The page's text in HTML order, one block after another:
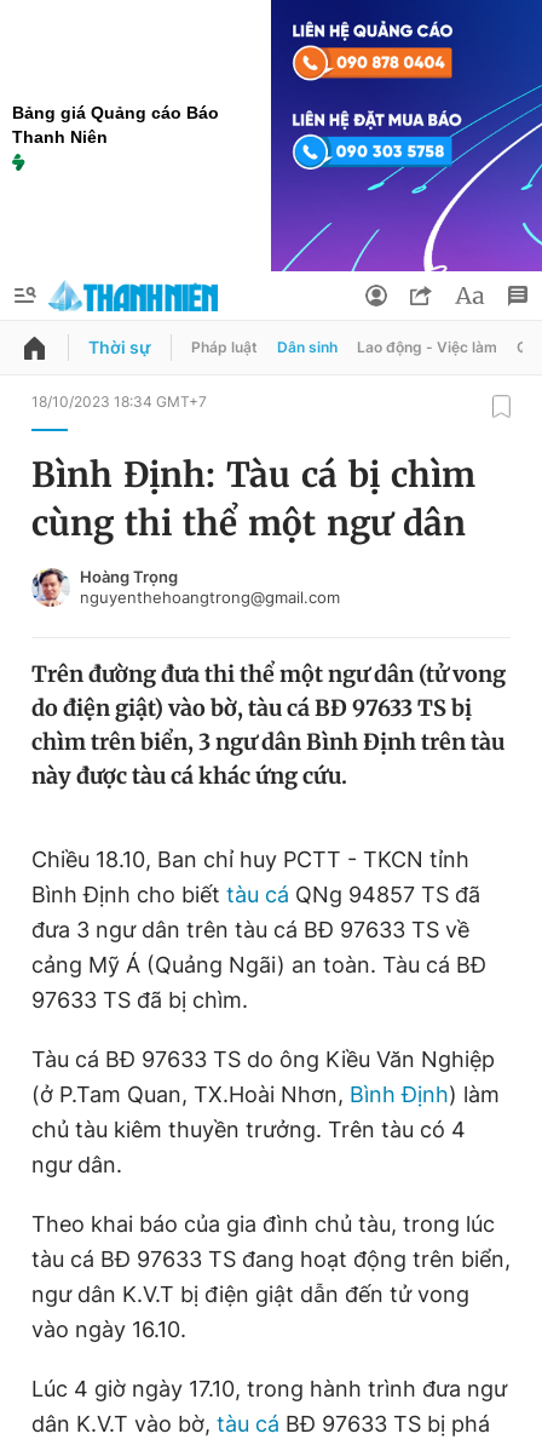
Bảng giá Quảng cáo Báo
Thanh Niên
QUẢNG CÁO
Chuyên mục
Chuyên mục khác
Tin thị trường Tin 360
Video Magazine
Sản phẩm khác
Tiện ích Bạn cần biết
Thông tin tòa soạn
Đọc Thanh Niên trên điện thoại
Theo dõi báo trên
Hotline
0906 645 777
Liên hệ quảng cáo
0908 780 404
Đổi mật khẩu
Tin đã lưu
Tin đã xem
Đăng xuất
Thời sự Pháp luật Dân sinh Lao động - Việc làm
18/10/2023 18:34 GMT+7
Bình Định: Tàu cá bị chìm
cùng thi thể một ngư dân
Hoàng Trọng
nguyenthehoangtrong@gmail.com
Trên đường đưa thi thể một ngư dân (tử vong
do điện giật) vào bờ, tàu cá BĐ 97633 TS bị
chìm trên biển, 3 ngư dân Bình Định trên tàu
này được tàu cá khác ứng cứu.
Chiều 18.10, Ban chỉ huy PCTT - TKCN tỉnh
Bình Định cho biết tàu cá QNg 94857 TS đã
đưa 3 ngư dân trên tàu cá BĐ 97633 TS về
cảng Mỹ Á (Quảng Ngãi) an toàn. Tàu cá BĐ
97633 TS đã bị chìm.
Tàu cá BĐ 97633 TS do ông Kiều Văn Nghiệp
(ở P.Tam Quan, TX.Hoài Nhơn, Bình Định) làm
chủ tàu kiêm thuyền trưởng. Trên tàu có 4
ngư dân.
Theo khai báo của gia đình chủ tàu, trong lúc
tàu cá BĐ 97633 TS đang hoạt động trên biển,
ngư dân K.V.T bị điện giật dẫn đến tử vong
vào ngày 16.10.
Lúc 4 giờ ngày 17.10, trong hành trình đưa ngư
dân K.V.T vào bờ, tàu cá BĐ 97633 TS bị phá